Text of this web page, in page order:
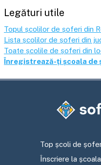
Legături utile
Topul școlilor de șoferi din
Lista școlilor de șoferi din
Toate școlile de șoferi din
Înregistrează-ți școala de
Top școli de
Înscriere la